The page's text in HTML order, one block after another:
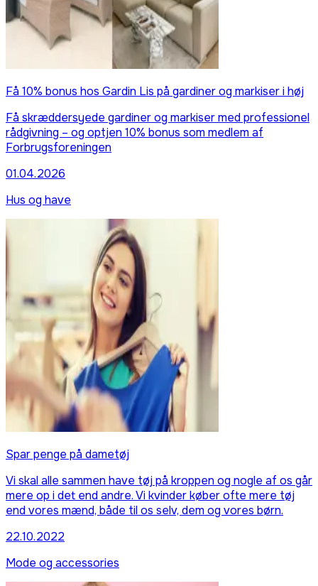
Få 10% bonus hos Gardin Lis på gardiner og markiser i høj
Få skræddersyede gardiner og markiser med professionel
rådgivning – og optjen 10% bonus som medlem af
Forbrugsforeningen
01.04.2026
Hus og have
Spar penge på dametøj
Vi skal alle sammen have tøj på kroppen og nogle af os går
mere op i det end andre. Vi kvinder køber ofte mere tøj
end vores mænd, både til os selv, dem og vores børn.
22.10.2022
Mode og accessories